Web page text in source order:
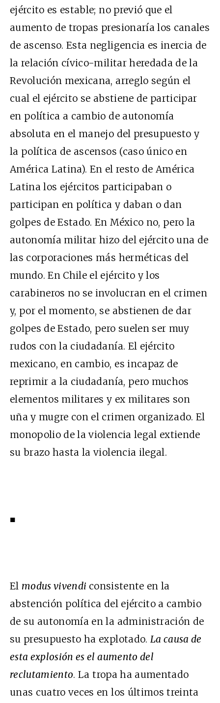
ejército es estable; no previó que el
aumento de tropas presionaría los canales
de ascenso. Esta negligencia es inercia de
la relación cívico-militar heredada de la
Revolución mexicana, arreglo según el
cual el ejército se abstiene de participar
en política a cambio de autonomía
absoluta en el manejo del presupuesto y
la política de ascensos (caso único en
América Latina). En el resto de América
Latina los ejércitos participaban o
participan en política y daban o dan
golpes de Estado. En México no, pero la
autonomía militar hizo del ejército una de
las corporaciones más herméticas del
mundo. En Chile el ejército y los
carabineros no se involucran en el crimen
y, por el momento, se abstienen de dar
golpes de Estado, pero suelen ser muy
rudos con la ciudadanía. El ejército
mexicano, en cambio, es incapaz de
reprimir a la ciudadanía, pero muchos
elementos militares y ex militares son
uña y mugre con el crimen organizado. El
monopolio de la violencia legal extiende
su brazo hasta la violencia ilegal.
■
El modus vivendi consistente en la
abstención política del ejército a cambio
de su autonomía en la administración de
su presupuesto ha explotado. La causa de
esta explosión es el aumento del
reclutamiento. La tropa ha aumentado
unas cuatro veces en los últimos treinta